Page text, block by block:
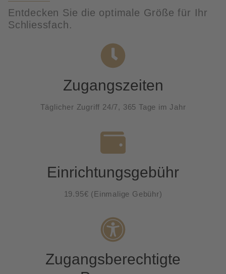
Entdecken Sie die optimale Größe für Ihr
Schliessfach.
Zugangszeiten
Täglicher Zugriff 24/7, 365 Tage im Jahr
Einrichtungsgebühr
19.95€ (Einmalige Gebühr)
Zugangsberechtigte